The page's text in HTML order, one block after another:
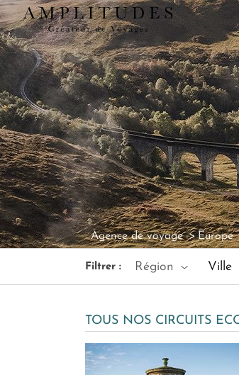
Agence de voyage Europe
Filtrer : Région Ville
TOUS NOS CIRCUITS